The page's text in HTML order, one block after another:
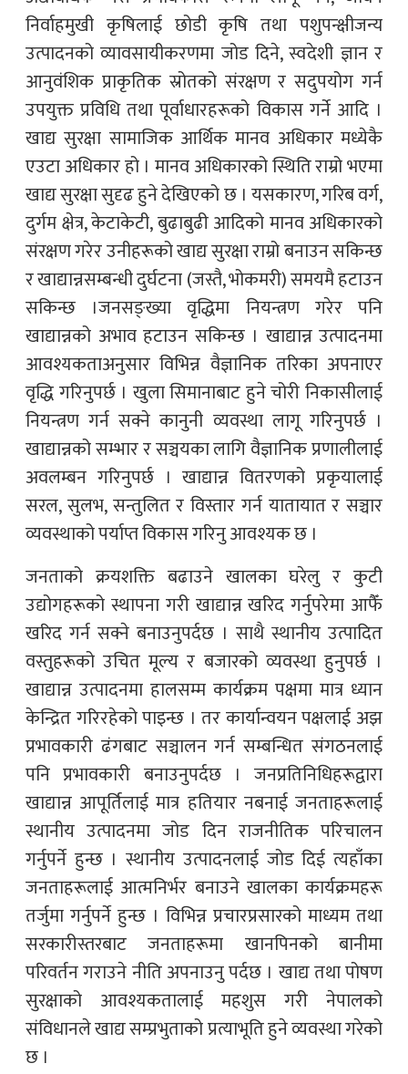
निर्वाहमुखी कृषिलाई छोडी कृषि तथा पशुपन्क्षीजन्य
उत्पादनको व्यावसायीकरणमा जोड दिने, स्वदेशी ज्ञान र
आनुवंशिक प्राकृतिक स्रोतको संरक्षण र सदुपयोग गर्न
उपयुक्त प्रविधि तथा पूर्वाधारहरूको विकास गर्ने आदि ।
खाद्य सुरक्षा सामाजिक आर्थिक मानव अधिकार मध्येकै
एउटा अधिकार हो । मानव अधिकारको स्थिति राम्रो भएमा
खाद्य सुरक्षा सुदृढ हुने देखिएको छ । यसकारण, गरिब वर्ग,
दुर्गम क्षेत्र, केटाकेटी, बुढाबुढी आदिको मानव अधिकारको
संरक्षण गरेर उनीहरूको खाद्य सुरक्षा राम्रो बनाउन सकिन्छ
र खाद्यान्नसम्बन्धी दुर्घटना (जस्तै, भोकमरी) समयमै हटाउन
सकिन्छ ।जनसङ्ख्या वृद्धिमा नियन्त्रण गरेर पनि
खाद्यान्नको अभाव हटाउन सकिन्छ । खाद्यान्न उत्पादनमा
आवश्यकताअनुसार विभिन्न वैज्ञानिक तरिका अपनाएर
वृद्धि गरिनुपर्छ । खुला सिमानाबाट हुने चोरी निकासीलाई
नियन्त्रण गर्न सक्ने कानुनी व्यवस्था लागू गरिनुपर्छ ।
खाद्यान्नको सम्भार र सञ्चयका लागि वैज्ञानिक प्रणालीलाई
अवलम्बन गरिनुपर्छ । खाद्यान्न वितरणको प्रकृयालाई
सरल, सुलभ, सन्तुलित र विस्तार गर्न यातायात र सञ्चार
व्यवस्थाको पर्याप्त विकास गरिनु आवश्यक छ ।
जनताको क्रयशक्ति बढाउने खालका घरेलु र कुटी
उद्योगहरूको स्थापना गरी खाद्यान्न खरिद गर्नुपरेमा आफैँ
खरिद गर्न सक्ने बनाउनुपर्दछ । साथै स्थानीय उत्पादित
वस्तुहरूको उचित मूल्य र बजारको व्यवस्था हुनुपर्छ ।
खाद्यान्न उत्पादनमा हालसम्म कार्यक्रम पक्षमा मात्र ध्यान
केन्द्रित गरिरहेको पाइन्छ । तर कार्यान्वयन पक्षलाई अझ
प्रभावकारी ढंगबाट सञ्चालन गर्न सम्बन्धित संगठनलाई
पनि प्रभावकारी बनाउनुपर्दछ । जनप्रतिनिधिहरूद्वारा
खाद्यान्न आपूर्तिलाई मात्र हतियार नबनाई जनताहरूलाई
स्थानीय उत्पादनमा जोड दिन राजनीतिक परिचालन
गर्नुपर्ने हुन्छ । स्थानीय उत्पादनलाई जोड दिई त्यहाँका
जनताहरूलाई आत्मनिर्भर बनाउने खालका कार्यक्रमहरू
तर्जुमा गर्नुपर्ने हुन्छ । विभिन्न प्रचारप्रसारको माध्यम तथा
सरकारीस्तरबाट जनताहरूमा खानपिनको बानीमा
परिवर्तन गराउने नीति अपनाउनु पर्दछ । खाद्य तथा पोषण
सुरक्षाको आवश्यकतालाई महशुस गरी नेपालको
संविधानले खाद्य सम्प्रभुताको प्रत्याभूति हुने व्यवस्था गरेको
छ ।